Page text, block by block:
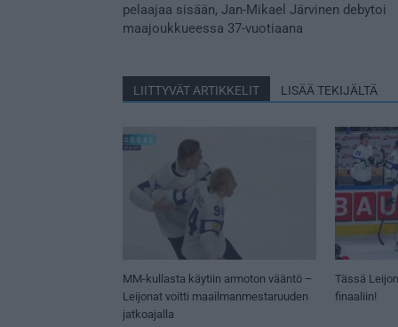
pelaajaa sisään, Jan-Mikael Järvinen debytoi
maajoukkueessa 37-vuotiaana
LIITTYVÄT ARTIKKELIT LISÄÄ TEKIJÄLTÄ
MM-kullasta käytiin armoton vääntö –
Leijonat voitti maailmanmestaruuden
jatkoajalla
Tässä
finaaliin!